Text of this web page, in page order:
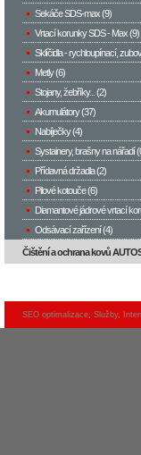
Sekáče SDS-max (9)
Vrtací korunky SDS - Max (9)
Sklíčidla - rychloupínací,
Metly (6)
Stojany, žebříky... (2)
Akumulátory (37)
Nabíječky (4)
Systainery, brašny na nářadí
Přídavná držadla (2)
Pilové kotouče (6)
Diamantové jádrové vrtací
Odsávací zařízení (4)
Čištění a ochrana kovů
SEO optimalizace, Služby,